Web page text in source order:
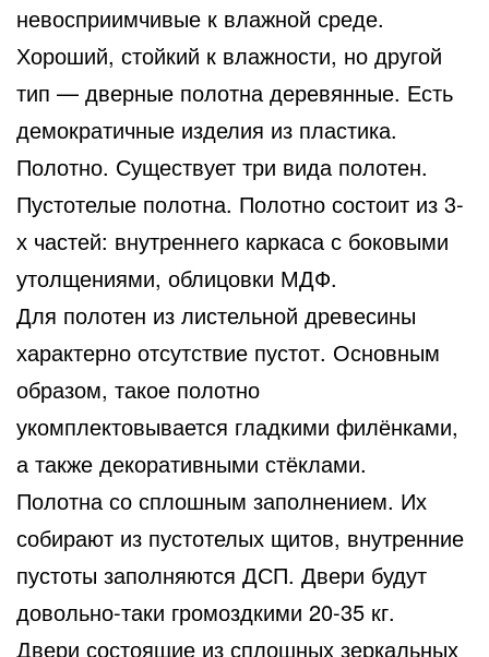
невосприимчивые к влажной среде.
Хороший, стойкий к влажности, но другой
тип — дверные полотна деревянные. Есть
демократичные изделия из пластика.
Полотно. Существует три вида полотен.
Пустотелые полотна. Полотно состоит из 3-
х частей: внутреннего каркаса с боковыми
утолщениями, облицовки МДФ.
Для полотен из листельной древесины
характерно отсутствие пустот. Основным
образом, такое полотно
укомплектовывается гладкими филёнками,
а также декоративными стёклами.
Полотна со сплошным заполнением. Их
собирают из пустотелых щитов, внутренние
пустоты заполняются ДСП. Двери будут
довольно-таки громоздкими 20-35 кг.
Двери состоящие из сплошных зеркальных